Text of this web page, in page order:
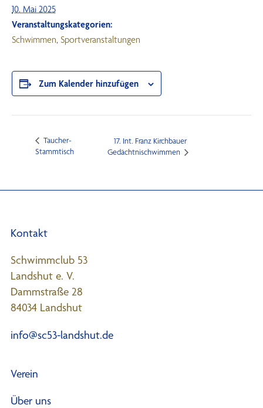
Zum Kalender hinzufügen
10. Mai 2025
Veranstaltungskategorien:
Schwimmen, Sportveranstaltungen
Taucher-
Stammtisch
17. Int. Franz Kirchbauer
Gedächtnischwimmen
Kontakt
Schwimmclub 53
Landshut e. V.
Dammstraße 28
84034 Landshut
info@sc53-landshut.de
Verein
Über uns